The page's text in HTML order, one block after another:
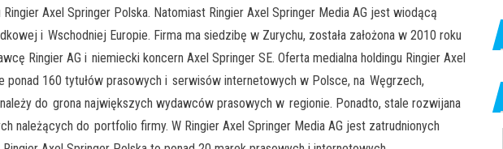
Axel Springer Polska. Natomiast Ringier Axel Springer Media AG jest wiodącą
i Wschodniej Europie. Firma ma siedzibę w Zurychu, została założona w 2010 roku
Ringier AG i niemiecki koncern Axel Springer SE. Oferta medialna holdingu Ringier Axel
ponad 160 tytułów prasowych i serwisów internetowych w Polsce, na Węgrzech,
do grona największych wydawców prasowych w regionie. Ponadto, stale rozwijana
należących do portfolio firmy. W Ringier Axel Springer Media AG jest zatrudnionych